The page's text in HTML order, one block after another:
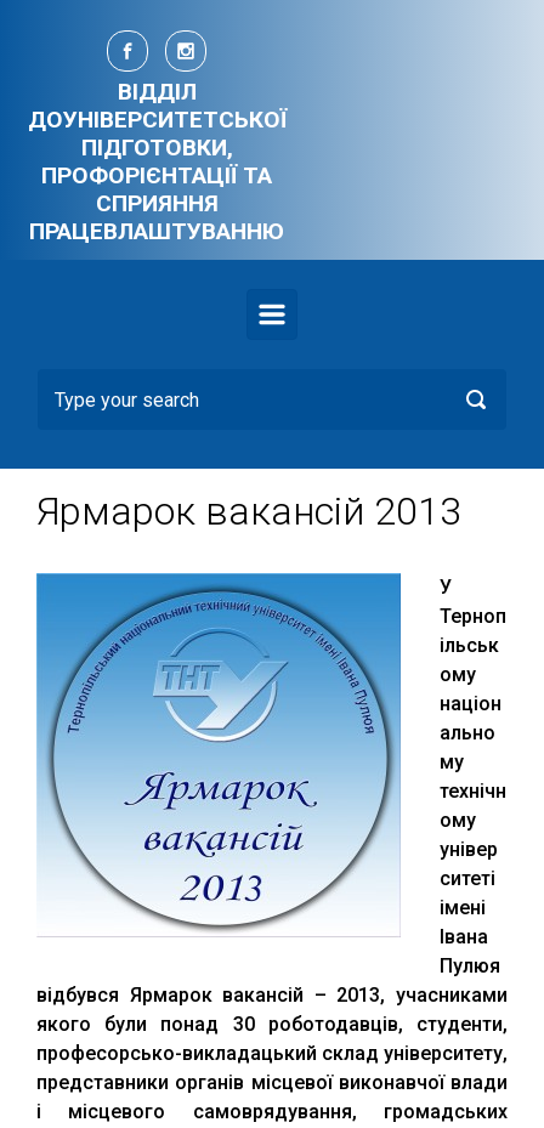
Skip to main content
ВІДДІЛ
ДОУНІВЕРСИТЕТСЬКОЇ
ПІДГОТОВКИ,
ПРОФОРІЄНТАЦІЇ ТА
СПРИЯННЯ
ПРАЦЕВЛАШТУВАННЮ
Ярмарок вакансій 2013
У
Терноп
ільськ
ому
націон
ально
му
технічн
ому
універ
ситеті
імені
Івана
Пулюя
відбувся Ярмарок вакансій – 2013, учасниками
якого були понад 30 роботодавців, студенти,
професорсько-викладацький склад університету,
представники органів місцевої виконавчої влади
і місцевого самоврядування, громадських